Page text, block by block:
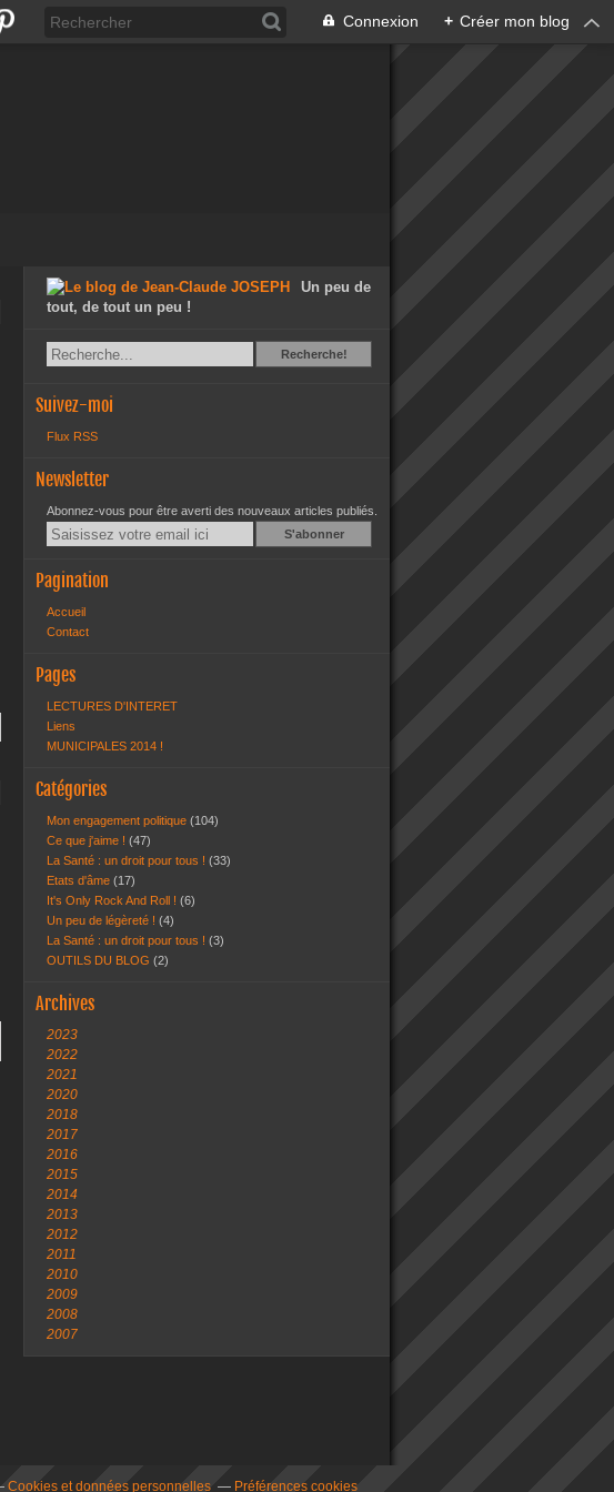
Connexion + Créer mon blog
Un peu de
tout, de tout un peu !
RechercheRecherche!
Suivez-moi
Flux RSS
Newsletter
Abonnez-vous pour être averti des nouveaux articles publiés.
Email
Pagination
Accueil
Contact
Pages
LECTURES D'INTERET
Liens
MUNICIPALES 2014 !
Catégories
Mon engagement politique (104)
Ce que j'aime ! (47)
La Santé : un droit pour tous ! (33)
Etats d'âme (17)
It's Only Rock And Roll ! (6)
Un peu de légèreté ! (4)
La Santé : un droit pour tous ! (3)
OUTILS DU BLOG (2)
Archives
2023
2022
2021
2020
2018
2017
2016
2015
2014
2013
2012
2011
2010
2009
2008
2007
Cookies et données personnelles Préférences cookies